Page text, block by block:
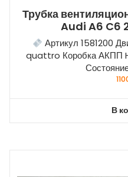
Трубка
Audi A6 C6
Артикул 1581200
quattro Коробка АКПП
В